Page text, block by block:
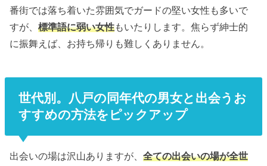
番街では落ち着いた雰囲気でガードの堅い女性も多いで
すが、標準語に弱い女性もいたりします。焦らず紳士的
に振舞えば、お持ち帰りも難しくありません。
世代別。八戸の同年代の男女と出会うお
すすめの方法をピックアップ
出会いの場は沢山ありますが、全ての出会いの場が全世